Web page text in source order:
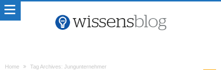
Home Tag Archives: Jungunternehmer